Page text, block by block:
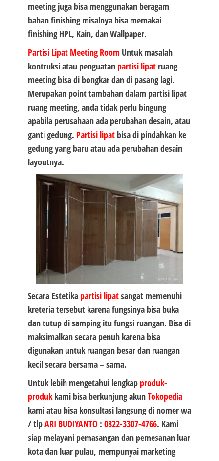
meeting juga bisa menggunakan beragam
bahan finishing misalnya bisa memakai
finishing HPL, Kain, dan Wallpaper.
Partisi Lipat Meeting Room Untuk masalah
kontruksi atau penguatan partisi lipat ruang
meeting bisa di bongkar dan di pasang lagi.
Merupakan point tambahan dalam partisi lipat
ruang meeting, anda tidak perlu bingung
apabila perusahaan ada perubahan desain, atau
ganti gedung. Partisi lipatbisa di pindahkan ke
gedung yang baru atau ada perubahan desain
layoutnya.
Secara Estetika partisi lipatsangat memenuhi
kreteria tersebut karena fungsinya bisa buka
dan tutup di samping itu fungsi ruangan. Bisa di
maksimalkan secara penuh karena bisa
digunakan untuk ruangan besar dan ruangan
kecil secara bersama – sama.
Untuk lebih mengetahui lengkap produk-
produkkami bisa berkunjung akunTokopedia
kami atau bisa konsultasi langsung di nomer wa
/ tlpARI BUDIYANTO : 0822-3307-4766. Kami
siap melayani pemasangan dan pemesanan luar
kota dan luar pulau, mempunyai marketing